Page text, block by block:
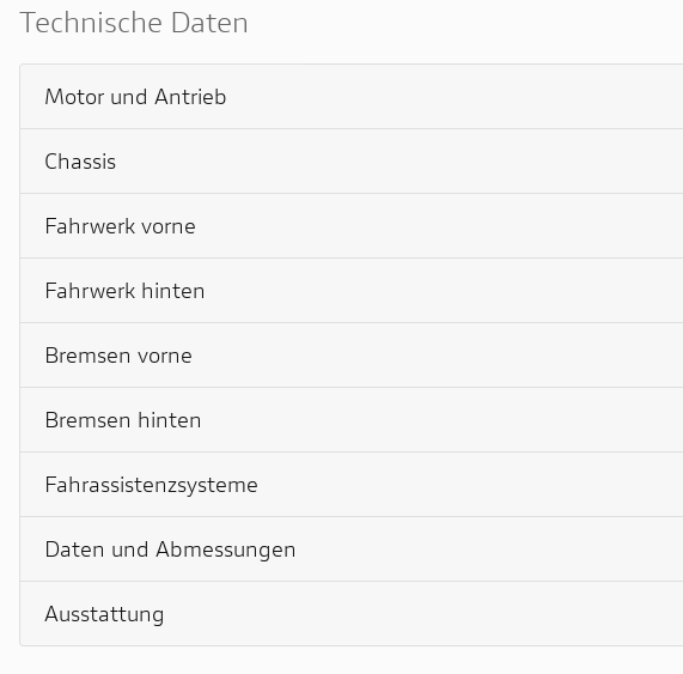
Technische Daten
Motor und Antrieb
Chassis
Fahrwerk vorne
Fahrwerk hinten
Bremsen vorne
Bremsen hinten
Fahrassistenzsysteme
Daten und Abmessungen
Ausstattung